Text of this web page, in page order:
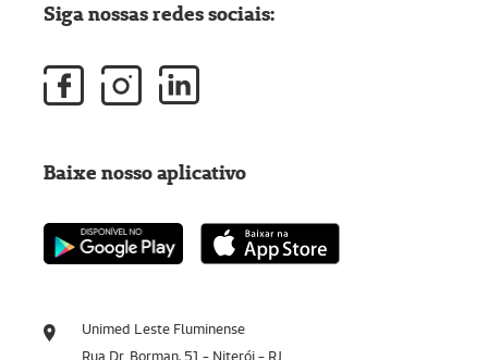
Unimed Leste Fluminense
Siga nossas redes sociais:
Baixe nosso aplicativo